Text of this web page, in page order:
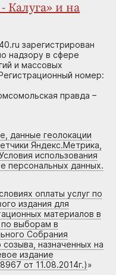
Калуга» и на
зарегистрирован
надзору в сфере
и массовых
номер:
правда –
данные геолокации
Яндекс.Метрика,
использования
персональных данных.
оплаты услуг по
издания для
материалов в
по выборам в
Собрания
назначенных на
издание
от 11.08.2014г.)»